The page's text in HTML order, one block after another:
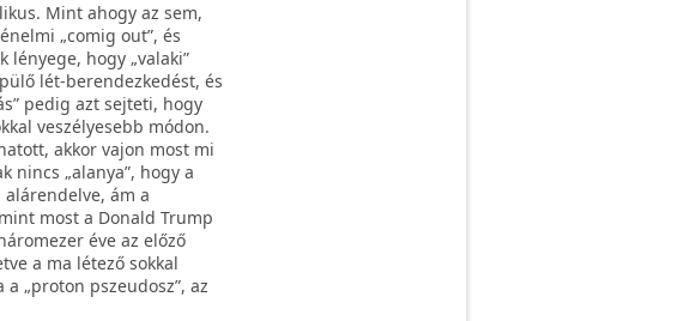
Mint ahogy az sem,
„comig out”, és
hogy „valaki”
lét-berendezkedést, és
pedig azt sejteti, hogy
veszélyesebb módon.
akkor vajon most mi
nincs „alanya”, hogy a
ám a
most a Donald Trump
éve az előző
a ma létező sokkal
„proton pszeudosz”, az